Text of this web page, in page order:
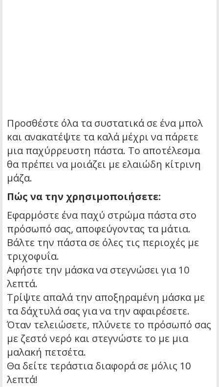
Προσθέστε όλα τα συστατικά σε ένα μπολ
και ανακατέψτε τα καλά μέχρι να πάρετε
μια παχύρρευστη πάστα. Το αποτέλεσμα
θα πρέπει να μοιάζει με ελαιώδη κίτρινη
μάζα.
Πώς να την χρησιμοποιήσετε:
Εφαρμόστε ένα παχύ στρώμα πάστα στο
πρόσωπό σας, αποφεύγοντας τα μάτια.
Βάλτε την πάστα σε όλες τις περιοχές με
τριχοφυΐα.
Αφήστε την μάσκα να στεγνώσει για 10
λεπτά.
Τρίψτε απαλά την αποξηραμένη μάσκα με
τα δάχτυλά σας για να την αφαιρέσετε.
Όταν τελειώσετε, πλύνετε το πρόσωπό σας
με ζεστό νερό και στεγνώστε το με μια
μαλακή πετσέτα.
Θα δείτε τεράστια διαφορά σε μόλις 10
λεπτά!